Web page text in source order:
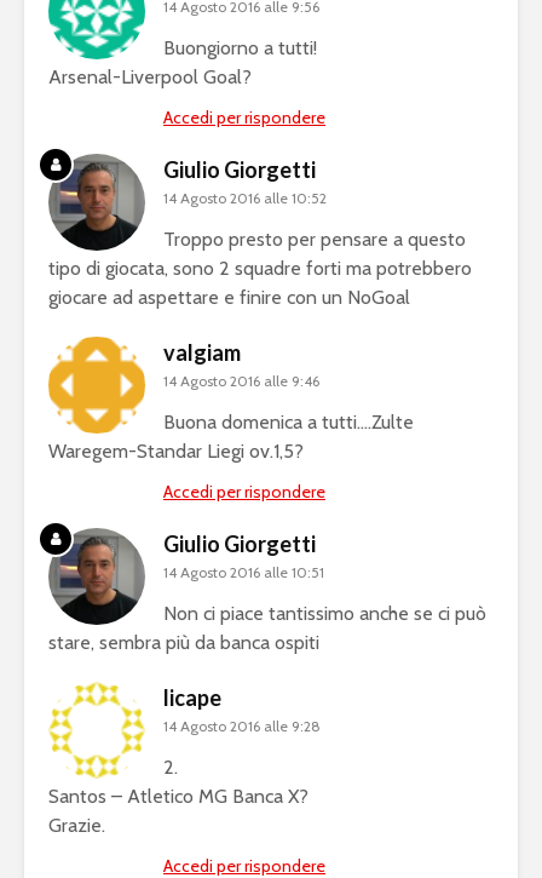
14 Agosto 2016 alle 9:56
Buongiorno a tutti!
Arsenal-Liverpool Goal?
Accedi per rispondere
Giulio Giorgetti
14 Agosto 2016 alle 10:52
Troppo presto per pensare a questo
tipo di giocata, sono 2 squadre forti ma potrebbero
giocare ad aspettare e finire con un NoGoal
valgiam
14 Agosto 2016 alle 9:46
Buona domenica a tutti….Zulte
Waregem-Standar Liegi ov.1,5?
Accedi per rispondere
Giulio Giorgetti
14 Agosto 2016 alle 10:51
Non ci piace tantissimo anche se ci può
stare, sembra più da banca ospiti
licape
14 Agosto 2016 alle 9:28
2.
Santos – Atletico MG Banca X?
Grazie.
Accedi per rispondere